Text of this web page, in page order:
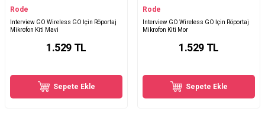
Rode
Interview GO Wireless GO İçin Röportaj
Mikrofon Kiti Mavi
1.529 TL
Sepete Ekle
Rode
Interview GO Wireless GO İçin Röportaj
Mikrofon Kiti Mor
1.529 TL
Sepete Ekle